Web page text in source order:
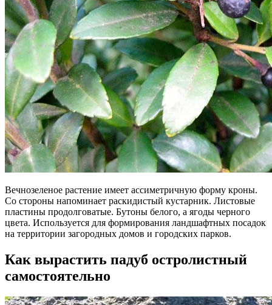
Вечнозеленое растение имеет ассиметричную форму кроны.
Со стороны напоминает раскидистый кустарник. Листовые
пластины продолговатые. Бутоны белого, а ягоды черного
цвета. Используется для формирования ландшафтных посадок
на территории загородных домов и городских парков.
Как вырастить падуб остролистный
самостоятельно